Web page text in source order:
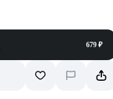
679 ₽